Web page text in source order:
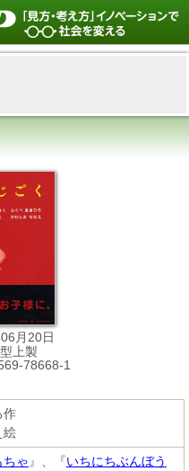
月20日
上製
78668-1
作
絵
ちゃ 』、『いちにちぶんぼう